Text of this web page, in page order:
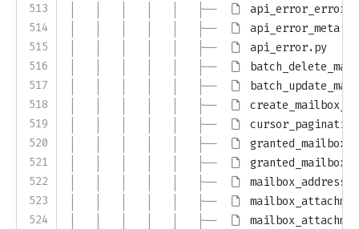
513
514
515
516
517
518
519
520
521
522
523
524
│   │   │   │   │   ├──
│   │   │   │   │   ├──
api_error_meta.py
│   │   │   │   │   ├──
api_error.py
│   │   │   │   │   ├──
│   │   │   │   │   ├──
│   │   │   │   │   ├──
│   │   │   │   │   ├──
│   │   │   │   │   ├──
│   │   │   │   │   ├──
│   │   │   │   │   ├──
│   │   │   │   │   ├──
│   │   │   │   │   ├──